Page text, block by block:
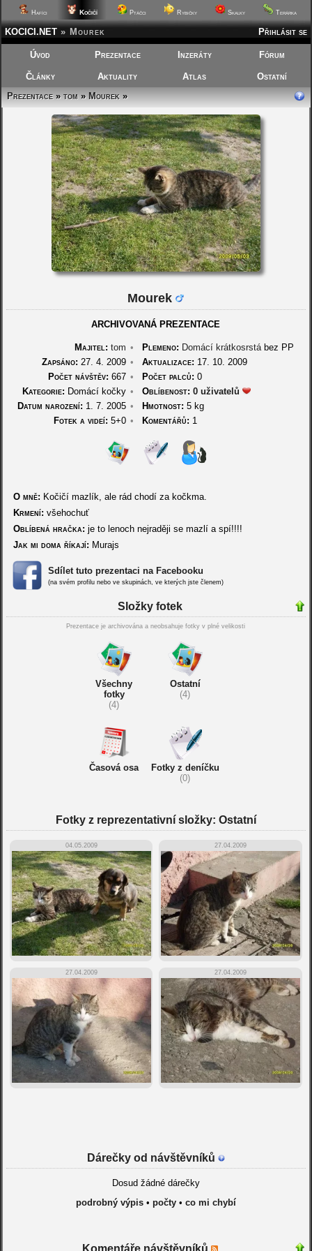
Hafíci Kočičí Ptáčci Rybičky Skalky Terárka
Přihlásit se
KOCICI.NET » Mourek
Úvod Prezentace Inzeráty Fórum
Články Aktuality Atlas
Ostatní
Prezentace»tom»Mourek»
Mourek
ARCHIVOVANÁ PREZENTACE
Majitel: tom • Plemeno: Domácí krátkosrstábez PP
Zapsáno: 27. 4. 2009 • Aktualizace: 17. 10. 2009
Počet návštěv: 667 • Počet palců: 0
Kategorie: Domácí kočky • Oblíbenost: 0 uživatelů
Datum narození: 1. 7. 2005 • Hmotnost: 5 kg
Fotek a videí: 5+0 • Komentářů: 1
O mně: Kočičí mazlík, ale rád chodí za kočkma.
Krmení: všehochuť
Oblíbená hračka: je to lenoch nejraději se mazlí a spí!!!!
Jak mi doma říkají: Murajs
Sdílet tuto prezentaci na Facebooku
(na svém profilu nebo ve skupinách, ve kterých jste členem)
Složky fotek
Prezentace je archivována a neobsahuje fotky v plné velikosti
Všechny
fotky
(4)
Ostatní
(4)
Časová osa
Fotky z deníčku
(0)
Fotky z reprezentativní složky: Ostatní
04.05.2009 27.04.2009
27.04.2009 27.04.2009
Dárečky od návštěvníků
Dosud žádné dárečky
podrobný výpis• počty• co mi chybí